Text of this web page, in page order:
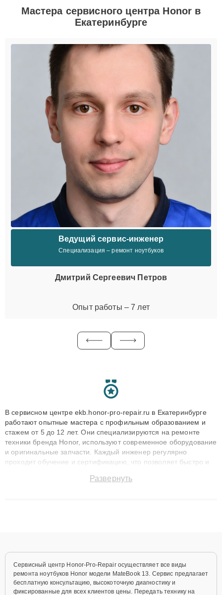
Мастера сервисного центра Honor в
Екатеринбурге
Ведущий сервис-инженер
Специализация – ремонт ноутбуков
Дмитрий Сергеевич Петров
Опыт работы – 7 лет
В сервисном центре ekb.honor-pro-repair.ru в Екатеринбурге
работают опытные мастера с профильным образованием и
стажем от 5 до 12 лет. Они специализируются на ремонте
техники бренда Honor, используют современное оборудование
и оригинальные запчасти. Каждый инженер регулярно
проходит обучение и сертификацию, что позволяет быстро и
сохранением гарантии до 3 лет. Наши мастера решают
Развернуть
Сервисный центр Honor-Pro-Repair осуществляет все виды
ремонта ноутбуков Honor модели MateBook 13. Сервис предлагает
бесплатную консультацию, высокоточную диагностику и
фиксированные для всех клиентов цены. Передать технику на